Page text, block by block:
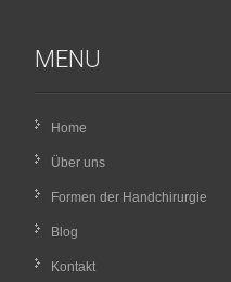
MENU
Home
Über uns
Formen der Handchirurgie
Blog
Kontakt